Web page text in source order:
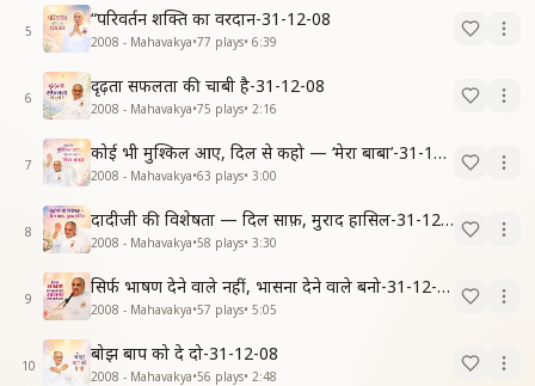
5
“परिवर्तन शक्ति का वरदान-31-12-08
2008 - Mahavakya•77 plays• 6:39
6
दृढ़ता सफलता की चाबी है-31-12-08
2008 - Mahavakya•75 plays• 2:16
7
कोई भी मुश्किल आए, दिल से कहो — ‘मेरा बाबा’-31-12-08
2008 - Mahavakya•63 plays• 3:00
8
दादीजी की विशेषता — दिल साफ़, मुराद हासिल-31-12-08
2008 - Mahavakya•58 plays• 3:30
9
सिर्फ भाषण देने वाले नहीं, भासना देने वाले बनो-31-12-08
2008 - Mahavakya•57 plays• 5:05
10
बोझ बाप को दे दो-31-12-08
2008 - Mahavakya•56 plays• 2:48